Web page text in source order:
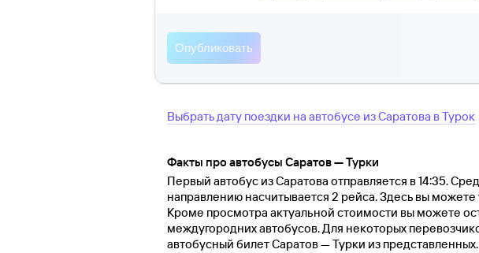
Выбрать дату поездки на автобусе изСаратова вТурок
Факты про автобусы Саратов — Турки
Первый автобус из Саратова отправляется в 14:35.
направлению насчитывается 2 рейса. Здесь вы
Кроме просмотра актуальной стоимости вы можете
междугородних автобусов. Для некоторых
автобусный билет Саратов — Турки из представленных.